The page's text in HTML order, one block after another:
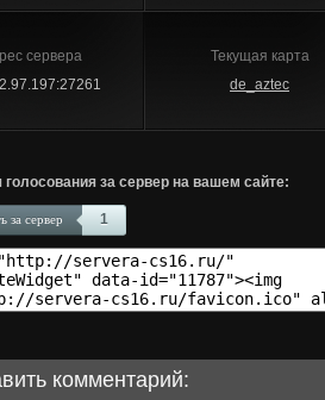
сервера
Текущая карта
de_aztec
за сервер на вашем сайте:
1
за сервер
комментарий: